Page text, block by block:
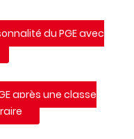
du PGE avec
après une classe